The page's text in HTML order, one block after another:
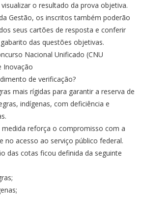
o resultado da prova objetiva.
Gestão, os inscritos também poderão
seus cartões de resposta e conferir
das questões objetivas.
Nacional Unificado (CNU
Inovação
de verificação?
mais rígidas para garantir a reserva de
indígenas, com deficiência e
reforça o compromisso com a
no acesso ao serviço público federal.
das cotas ficou definida da seguinte